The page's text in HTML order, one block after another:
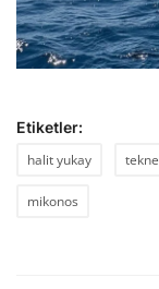
Etiketler:
halit yukay
tekne
mikonos